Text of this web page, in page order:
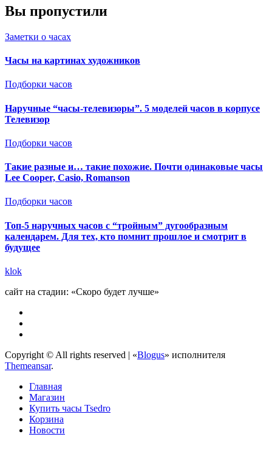
Вы пропустили
Заметки о часах
Часы на картинах художников
Подборки часов
Наручные “часы-телевизоры”. 5 моделей часов в корпусе
Телевизор
Подборки часов
Такие разные и… такие похожие. Почти одинаковые часы
Lee Cooper, Casio, Romanson
Подборки часов
Топ-5 наручных часов с “тройным” дугообразным
календарем. Для тех, кто помнит прошлое и смотрит в
будущее
klok
сайт на стадии: «Скоро будет лучше»
Copyright © All rights reserved | «Blogus» исполнителя
Themeansar.
Главная
Магазин
Купить часы Tsedro
Корзина
Новости